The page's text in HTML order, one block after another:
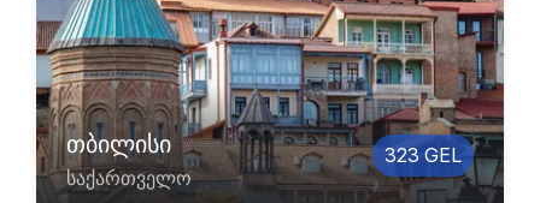
თბილისი
საქართველო
323 GEL